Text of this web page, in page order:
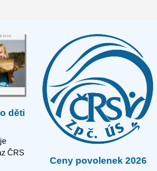
děti
ČRS
Ceny povolenek 2026